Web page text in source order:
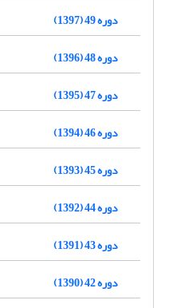
دوره 49 (1397)
دوره 48 (1396)
دوره 47 (1395)
دوره 46 (1394)
دوره 45 (1393)
دوره 44 (1392)
دوره 43 (1391)
دوره 42 (1390)